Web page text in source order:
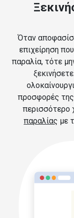
Όταν
επιχείρηση
παραλία, τότε
προσφορές της
περισσότερο
παραλίας με